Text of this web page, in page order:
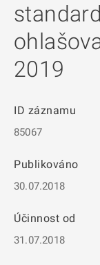
2019
ID záznamu
85067
Publikováno
30.07.2018
Účinnost od
31.07.2018